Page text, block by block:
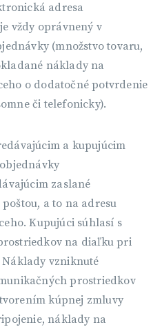
adresa
vždy oprávnený v
(množstvo tovaru,
náklady na
o dodatočné potvrdenie
​​či telefonicky).
a kupujúcim
zaslané
a to na adresu
Kupujúci súhlasí s
na diaľku pri
vzniknuté
prostriedkov
kúpnej zmluvy
náklady na